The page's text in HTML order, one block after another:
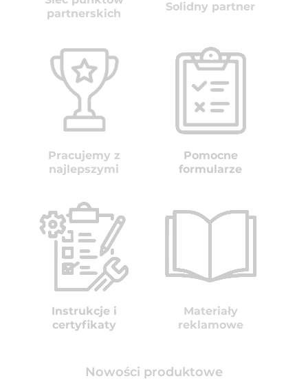
partnerskich
Solidny partner
Pracujemy z
najlepszymi
Pomocne
formularze
Instrukcje i
certyfikaty
Materiały
reklamowe
Nowości produktowe